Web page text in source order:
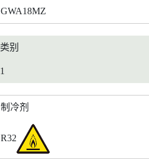
GWA18MZ
类别
1
制冷剂
R32